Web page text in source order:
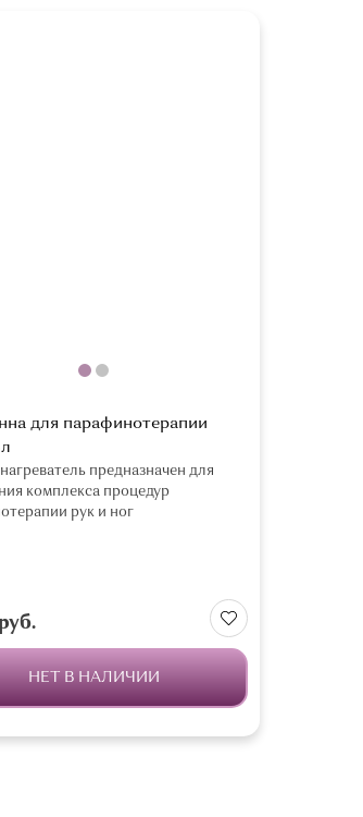
для парафинотерапии
предназначен для
комплекса процедур
рук и ног
НЕТ В НАЛИЧИИ